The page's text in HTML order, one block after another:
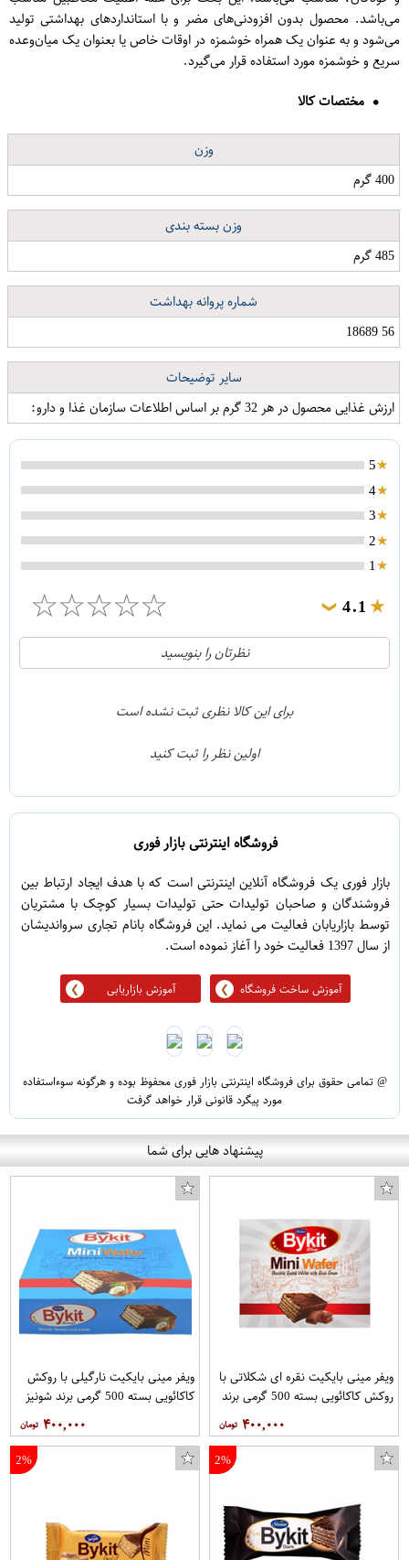
می‌باشد. محصول بدون افزودنی‌های مضر و با استانداردهای بهداشتی تولید
می‌شود و به عنوان یک همراه خوشمزه در اوقات خاص یا بعنوان یک میان‌وعده
سریع و خوشمزه مورد استفاده قرار می‌گیرد.
مختصات کالا
وزن
400 گرم
وزن بسته بندی
485 گرم
شماره پروانه بهداشت
56 18689
سایر توضیحات
ارزش غذایی محصول در هر 32 گرم بر اساس اطلاعات سازمان غذا و دارو:
5
4
3
2
1
4.1
❯
☆
☆
☆
☆
☆
21
1
نظرتان را بنویسید
برای این کالا نظری ثبت نشده است
اولین نظر را ثبت کنید
فروشگاه اینترنتی بازار فوری
بازار فوری یک فروشگاه آنلاین اینترنتی است که با هدف ایجاد ارتباط بین
فروشندگان و صاحبان تولیدات حتی تولیدات بسیار کوچک با مشتریان
توسط بازاریابان فعالیت می نماید. این فروشگاه بانام تجاری سرواندیشان
از سال 1397 فعالیت خود را آغاز نموده است.
آموزش ساخت فروشگاه آموزش بازاریابی
@ تمامی حقوق برای فروشگاه اینترنتی بازار فوری محفوظ بوده و هرگونه سوءاستفاده
مورد پیگرد قانونی قرار خواهد گرفت
پیشنهاد هایی برای شما
ویفر مینی بایکیت نقره ای شکلاتی با
روکش کاکائویی بسته 500 گرمی برند
۴۰۰,۰۰۰
ویفر مینی بایکیت نارگیلی با روکش
کاکائویی بسته 500 گرمی برند شونیز
۴۰۰,۰۰۰
2%
2%